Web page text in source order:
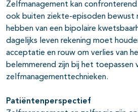
Zelfmanagement kan confronterend
ook buiten ziekte-episoden bewust
hebben van een bipolaire
dagelijks leven rekening moet
acceptatie en rouw om verlies van
belemmerend zijn bij het toepassen
zelfmanagementtechnieken.
Patiëntenperspectief